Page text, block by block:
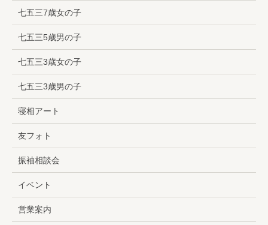
七五三7歳女の子
七五三5歳男の子
七五三3歳女の子
七五三3歳男の子
寝相アート
友フォト
振袖相談会
イベント
営業案内